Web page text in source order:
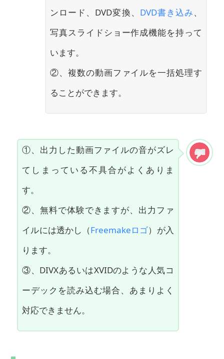
ンロード、DVD変換、 DVD書き込み、
写真スライドショー作成機能を持って
います。
②、複数の動画ファイルを一括処理す
ることができます。
①、出力した動画ファイルの音がズレ
てしまっている不具合がよくありま
す。
②、無料で体験できますが、出力ファ
イルには透かし（Freemakeロゴ）が入
ります。
③、DIVXあるいはXVIDのような人気コ
ーデックを読み込む場合、あまりよく
対応できません。